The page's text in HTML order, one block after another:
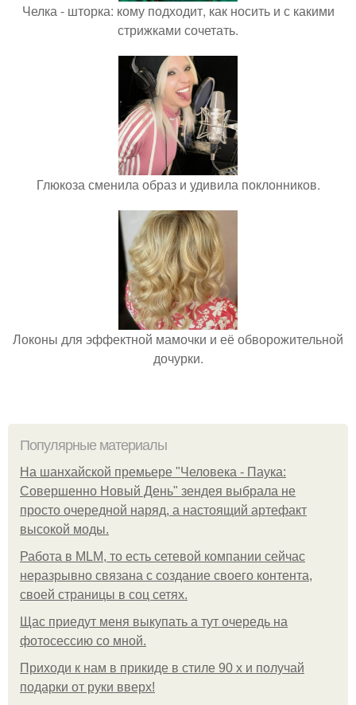
Челка - шторка: кому подходит, как носить и с какими
стрижками сочетать.
Глюкоза сменила образ и удивила поклонников.
Локоны для эффектной мамочки и её обворожительной
дочурки.
Популярные материалы
На шанхайской премьере "Человека - Паука:
Совершенно Новый День" зендея выбрала не
просто очередной наряд, а настоящий артефакт
высокой моды.
Работа в MLM, то есть сетевой компании сейчас
неразрывно связана с создание своего контента,
своей страницы в соц сетях.
Щас приедут меня выкупать а тут очередь на
фотосессию со мной.
Приходи к нам в прикиде в стиле 90 х и получай
подарки от руки вверх!